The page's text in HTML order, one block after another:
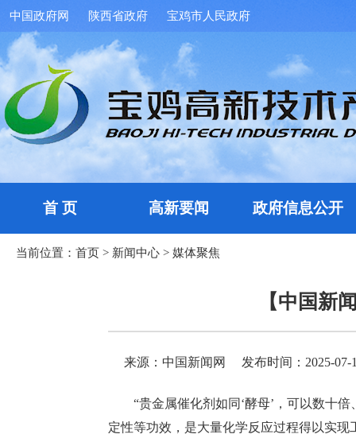
中国政府网 陕西省政府 宝鸡市人民政府
首 页 高新要闻 政府信息公开
当前位置： 首页 > 新闻中心 > 媒体聚焦
【中国新
来源：中国新闻网 发布时间：2025-07-
“贵金属催化剂如同‘酵母’，可以数十
定性等功效，是大量化学反应过程得以实